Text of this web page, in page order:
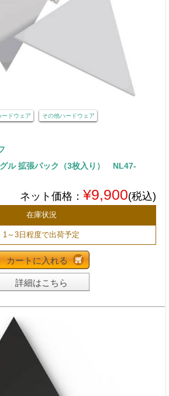
ードウェア その他ハードウェア
ル 拡張パック（3枚入り） NL47-
ネット価格： ¥9,900(税込)
在庫状況
1～3日程度で出荷予定
カートに入れる
詳細はこちら